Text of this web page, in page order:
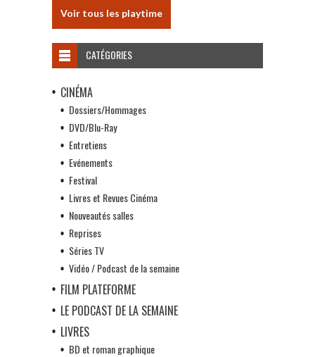
Voir tous les playtime
CATÉGORIES
CINÉMA
Dossiers/Hommages
DVD/Blu-Ray
Entretiens
Evénements
Festival
Livres et Revues Cinéma
Nouveautés salles
Reprises
Séries TV
Vidéo / Podcast de la semaine
FILM PLATEFORME
LE PODCAST DE LA SEMAINE
LIVRES
BD et roman graphique